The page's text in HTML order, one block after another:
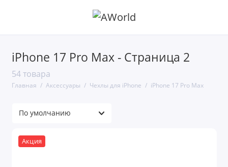
iPhone 17 Pro Max - Страница 2
54 товара
Главная Аксессуары Чехлы для iPhone iPhone 17 Pro Max
Акция